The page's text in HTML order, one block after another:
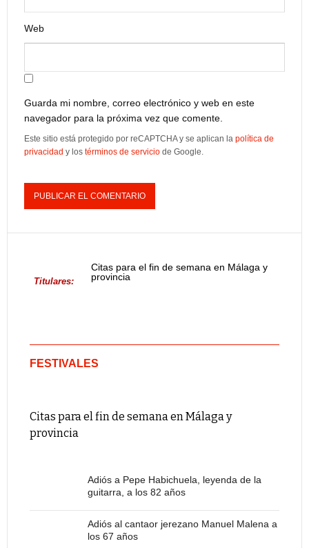
Web
Guarda mi nombre, correo electrónico y web en este
navegador para la próxima vez que comente.
Este sitio está protegido por reCAPTCHA y se aplican la política de
privacidad y los términos de servicio de Google.
Titulares:
Citas para el fin de semana en Málaga y
provincia
FESTIVALES
Citas para el fin de semana en Málaga y
provincia
Adiós a Pepe Habichuela, leyenda de la
guitarra, a los 82 años
Adiós al cantaor jerezano Manuel Malena a
los 67 años